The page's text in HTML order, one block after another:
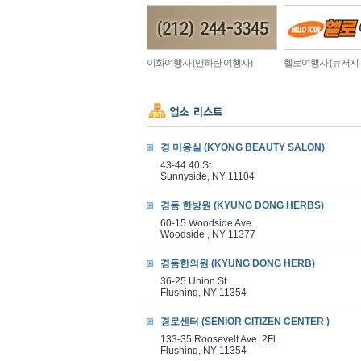
이화여행사 (맨하탄 여행사) 헬로여행사 (뉴저지
경 미용실 (KYONG BEAUTY SALON)
43-44 40 St.
Sunnyside, NY 11104
경동 한방원 (KYUNG DONG HERBS)
60-15 Woodside Ave.
Woodside , NY 11377
경동한의원 (KYUNG DONG HERB)
36-25 Union St
Flushing, NY 11354
경로센터 (SENIOR CITIZEN CENTER )
133-35 Roosevelt Ave. 2Fl.
Flushing, NY 11354